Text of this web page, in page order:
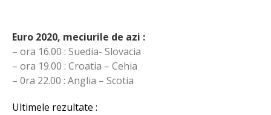
Euro 2020, meciurile de azi :
– ora 16.00 : Suedia- Slovacia
– ora 19.00 : Croatia – Cehia
– 0ra 22.00 : Anglia – Scotia
Ultimele rezultate :